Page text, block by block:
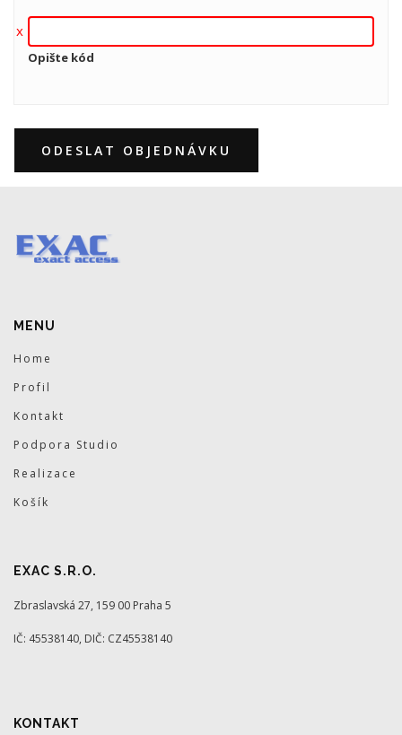
Opište kód
ODESLAT OBJEDNÁVKU
MENU
Home
Profil
Kontakt
Podpora Studio
Realizace
Košík
EXAC S.R.O.
Zbraslavská 27, 159 00 Praha 5
IČ: 45538140, DIČ: CZ45538140
KONTAKT